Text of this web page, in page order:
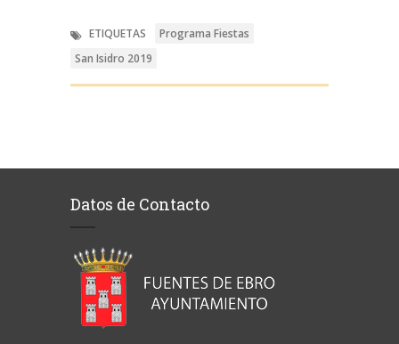
ETIQUETAS
Programa Fiestas
San Isidro 2019
Datos de Contacto